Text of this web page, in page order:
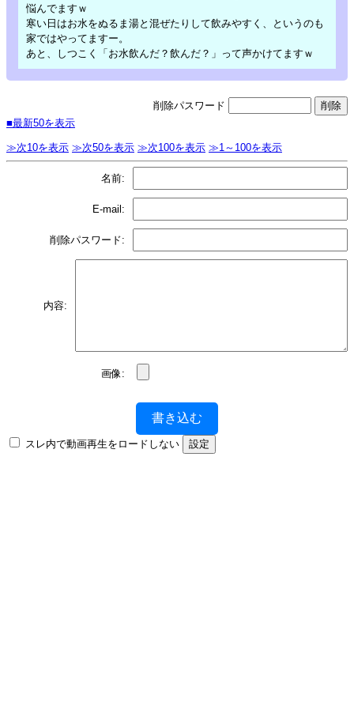
悩んでますｗ
寒い日はお水をぬるま湯と混ぜたりして飲みやすく、というのも
家ではやってますー。
あと、しつこく「お水飲んだ？飲んだ？」って声かけてますｗ
削除パスワード
■最新50を表示
≫次10を表示 ≫次50を表示 ≫次100を表示 ≫1～100を表示
名前:
E-mail:
削除パスワード:
内容:
画像:
書き込む
スレ内で動画再生をロードしない